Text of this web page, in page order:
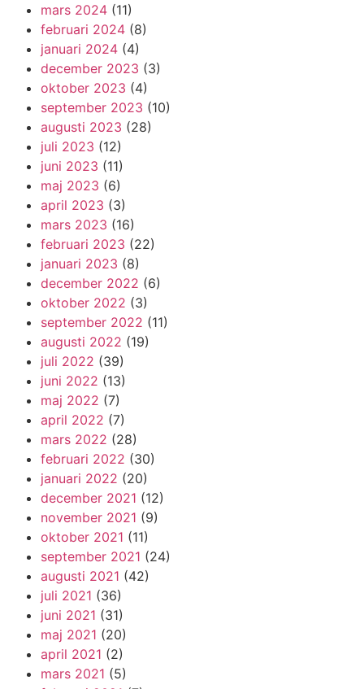
mars 2024 (11)
februari 2024 (8)
januari 2024 (4)
december 2023 (3)
oktober 2023 (4)
september 2023 (10)
augusti 2023 (28)
juli 2023 (12)
juni 2023 (11)
maj 2023 (6)
april 2023 (3)
mars 2023 (16)
februari 2023 (22)
januari 2023 (8)
december 2022 (6)
oktober 2022 (3)
september 2022 (11)
augusti 2022 (19)
juli 2022 (39)
juni 2022 (13)
maj 2022 (7)
april 2022 (7)
mars 2022 (28)
februari 2022 (30)
januari 2022 (20)
december 2021 (12)
november 2021 (9)
oktober 2021 (11)
september 2021 (24)
augusti 2021 (42)
juli 2021 (36)
juni 2021 (31)
maj 2021 (20)
april 2021 (2)
mars 2021 (5)